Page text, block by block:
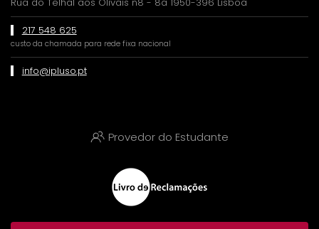
217 548 625
custo da chamada para rede fixa nacional
info@ipluso.pt
Provedor do Estudante